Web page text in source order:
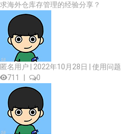
求海外仓库存管理的经验分享？
匿名用户 | 2022年10月28日 | 使用问题
711
0